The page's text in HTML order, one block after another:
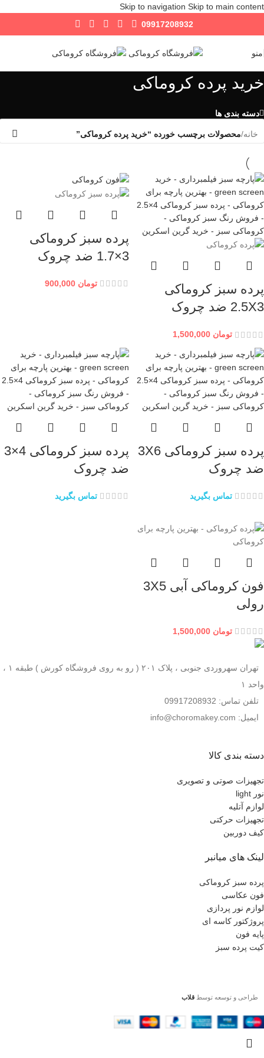
Skip to navigation Skip to main content
09917208932
منو
خرید پرده کروماکی
دسته بندی ها
خانه/محصولات برچسب خورده “خرید پرده کروماکی”
پرده سبز کروماکی
2.5X3 ضد چروک
تومان
پرده سبز کروماکی
3×1.7 ضد چروک
تومان
پرده سبز کروماکی 3X6
ضد چروک
تماس بگیرید
پرده سبز کروماکی 4×3
ضد چروک
تماس بگیرید
فون کروماکی آبی 3X5
رولی
تومان
تهران سهروردی جنوبی ، پلاک ۲۰۱ ( رو به روی فروشگاه کورش ) طبقه ۱ ،
واحد ۱
تلفن تماس: 09917208932
ایمیل: info@choromakey.com
دسته بندی کالا
تجهیزات صوتی و تصویری
نور light
لوازم آتلیه
تجهیزات حرکتی
کیف دوربین
لینک های میانبر
پرده سبز کروماکی
فون عکاسی
لوازم نور پردازی
پروژکتور کاسه ای
پایه فون
کیت پرده سبز
طراحی و توسعه توسط قلاب